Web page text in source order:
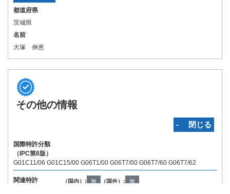
都道府県
茨城県
名前
大塚 伸恵
その他の情報
‐ 閉じる
国際特許分類
（IPC第8版）
G01C11/06 G01C15/00 G06T1/00 G06T7/00 G06T7/60 G06T7/62
関連特許 （国内）: 無 （国外）: 無